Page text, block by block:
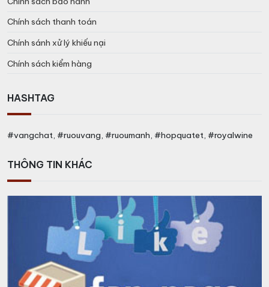
lòng sử dụng địa chỉ doanh nghiệp.
Chính sách thanh toán
Chính sánh xử lý khiếu nại
Chính sách kiểm hàng
HASHTAG
#vangchat, #ruouvang, #ruoumanh, #hopquatet, #royalwine
THÔNG TIN KHÁC